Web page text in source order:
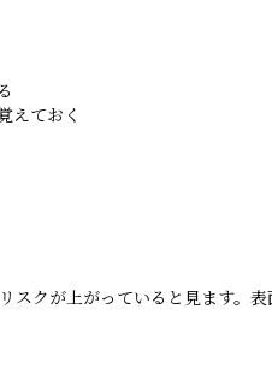
えておく
スクが上がっていると見ます